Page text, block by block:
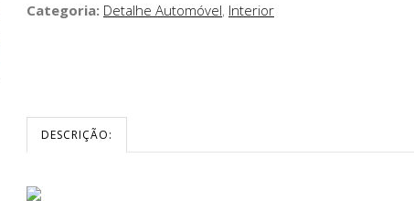
Categoria: Detalhe Automóvel, Interior
DESCRIÇÃO: